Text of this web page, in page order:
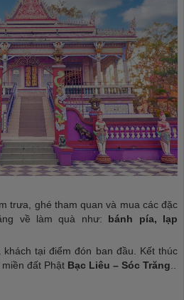
trưa, ghé tham quan và mua các đặc
về làm quà như: bánh pía, lạp
tại điểm đón ban đầu. Kết thúc
miền đất Phật Bạc Liêu – Sóc Trăng..